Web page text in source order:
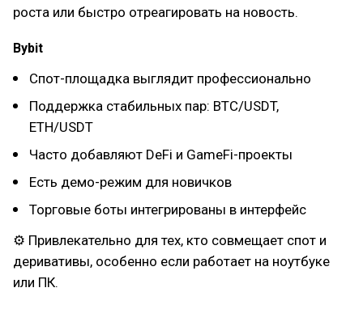
роста или быстро отреагировать на новость.
Bybit
Спот-площадка выглядит профессионально
Поддержка стабильных пар: BTC/USDT,
ETH/USDT
Часто добавляют DeFi и GameFi-проекты
Есть демо-режим для новичков
Торговые боты интегрированы в интерфейс
⚙ Привлекательно для тех, кто совмещает спот и
деривативы, особенно если работает на ноутбуке
или ПК.